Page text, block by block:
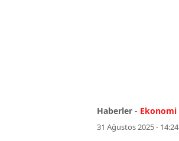
Haberler - Ekonomi
31 Ağustos 2025 - 14:24